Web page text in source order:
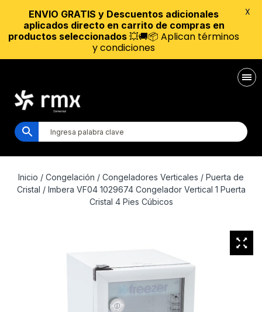
Inicio / Congelación / Congeladores Verticales / Puerta de
Cristal / Imbera VF04 1029674 Congelador Vertical 1 Puerta
Cristal 4 Pies Cúbicos
ENVIO GRATIS y Descuentos adicionales
aplicados directo en carrito de compras en
productos seleccionados 💥🚚📦 Aplican términos
y condiciones
X